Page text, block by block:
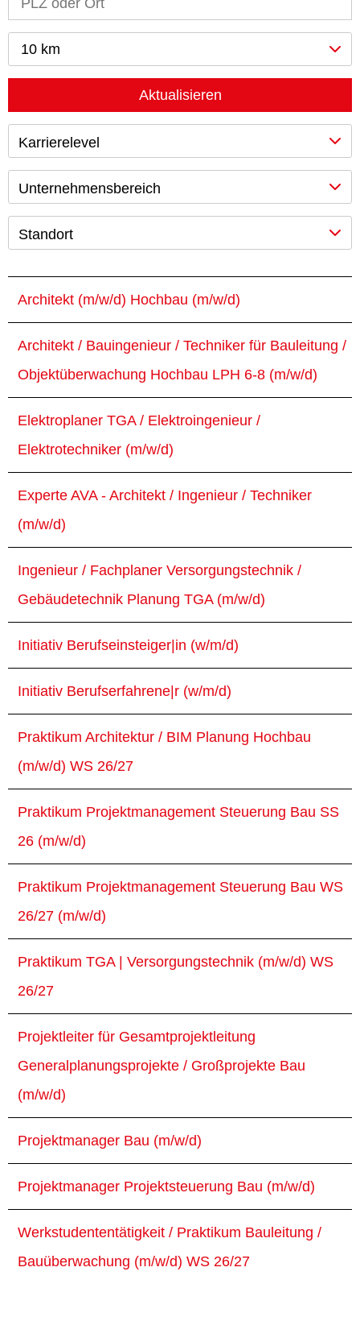
10 km
Aktualisieren
Karrierelevel
Unternehmensbereich
Standort
Architekt (m/w/d) Hochbau (m/w/d)
Architekt / Bauingenieur / Techniker für Bauleitung /
Objektüberwachung Hochbau LPH 6-8 (m/w/d)
Elektroplaner TGA / Elektroingenieur /
Elektrotechniker (m/w/d)
Experte AVA - Architekt / Ingenieur / Techniker
(m/w/d)
Ingenieur / Fachplaner Versorgungstechnik /
Gebäudetechnik Planung TGA (m/w/d)
Initiativ Berufseinsteiger|in (w/m/d)
Initiativ Berufserfahrene|r (w/m/d)
Praktikum Architektur / BIM Planung Hochbau
(m/w/d) WS 26/27
Praktikum Projektmanagement Steuerung Bau SS
26 (m/w/d)
Praktikum Projektmanagement Steuerung Bau WS
26/27 (m/w/d)
Praktikum TGA | Versorgungstechnik (m/w/d) WS
26/27
Projektleiter für Gesamtprojektleitung
Generalplanungsprojekte / Großprojekte Bau
(m/w/d)
Projektmanager Bau (m/w/d)
Projektmanager Projektsteuerung Bau (m/w/d)
Werkstudententätigkeit / Praktikum Bauleitung /
Bauüberwachung (m/w/d) WS 26/27